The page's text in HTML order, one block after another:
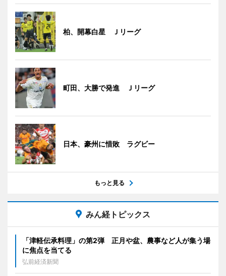
柏、開幕白星 Ｊリーグ
町田、大勝で発進 Ｊリーグ
日本、豪州に惜敗 ラグビー
もっと見る
みん経トピックス
「津軽伝承料理」の第2弾 正月や盆、農事など人が集う場
に焦点を当てる
弘前経済新聞